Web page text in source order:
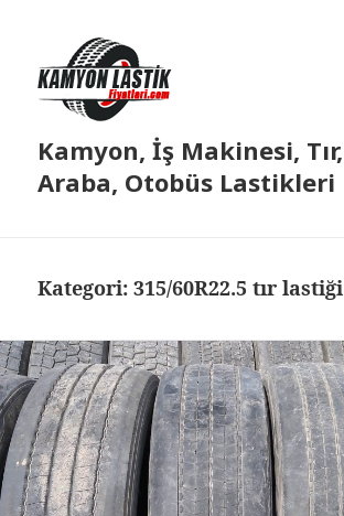
Kamyon, İş Makinesi, Tır,
Araba, Otobüs Lastikleri
Kategori:315/60R22.5 tır lastiği